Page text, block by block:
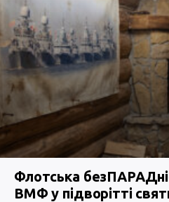
Флотська
ВМФ у підворітті